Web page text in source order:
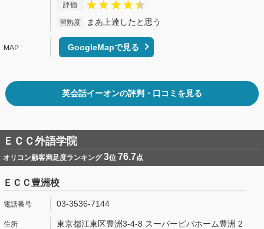
評価
習熟度 まあ上達したと思う
GoogleMapで見る
英会話イーオンの評判・口コミを見る
ＥＣＣ外語学院
オリコン顧客満足度ランキング3位 76.7点
ＥＣＣ豊洲校
03-3536-7144
東京都江東区豊洲3-4-8 スーパービバホーム豊洲 2